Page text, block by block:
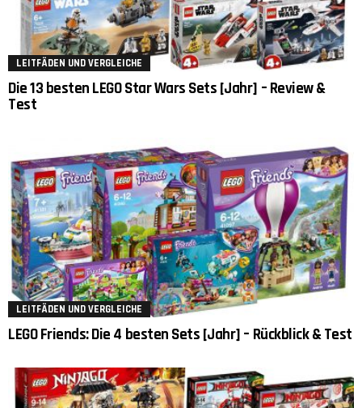
LEITFÄDEN UND VERGLEICHE
Die 13 besten LEGO Star Wars Sets [Jahr] – Review &
Test
LEITFÄDEN UND VERGLEICHE
LEGO Friends: Die 4 besten Sets [Jahr] – Rückblick & Test